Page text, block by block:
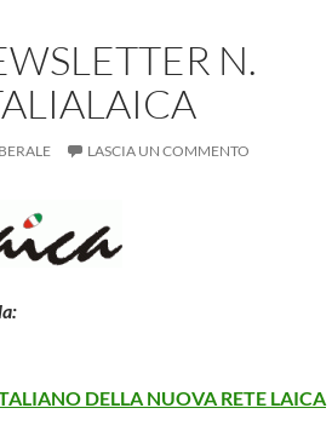
N.
LASCIA UN COMMENTO
DELLA NUOVA RETE LAICA